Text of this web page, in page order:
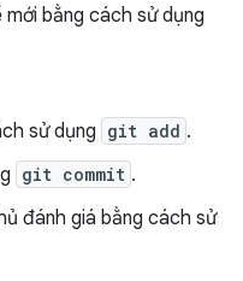
bằng cách sử dụng
sử dụng git add .
git commit .
đánh giá bằng cách sử